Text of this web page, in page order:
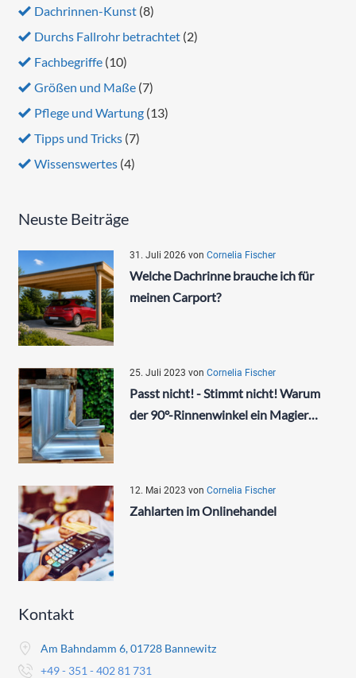
Dachrinnen-Kunst (8)
Durchs Fallrohr betrachtet (2)
Fachbegriffe (10)
Größen und Maße (7)
Pflege und Wartung (13)
Tipps und Tricks (7)
Wissenswertes (4)
Neuste Beiträge
31. Juli 2026 von Cornelia Fischer
Welche Dachrinne brauche ich für
meinen Carport?
25. Juli 2023 von Cornelia Fischer
Passt nicht! - Stimmt nicht! Warum
der 90°-Rinnenwinkel ein Magier…
12. Mai 2023 von Cornelia Fischer
Zahlarten im Onlinehandel
Kontakt
Am Bahndamm 6, 01728 Bannewitz
+49 - 351 - 402 81 731